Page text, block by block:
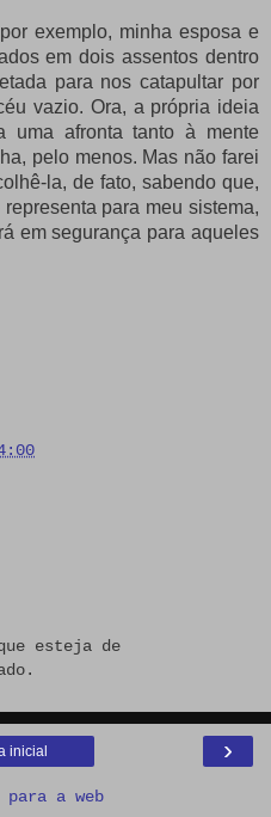
exemplo, minha esposa e
em dois assentos dentro
para nos catapultar por
vazio. Ora, a própria ideia
uma afronta tanto à mente
pelo menos. Mas não farei
la, de fato, sabendo que,
para meu sistema,
em segurança para aqueles
esteja de
›
inicial
para a web